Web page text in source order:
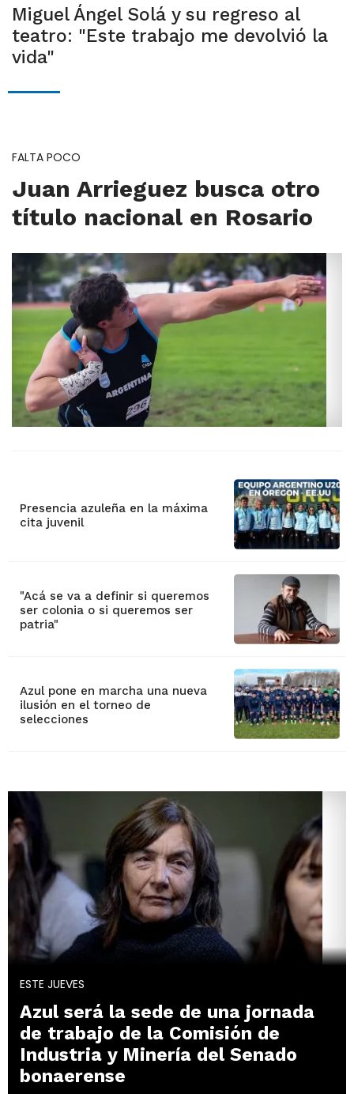
Miguel Ángel Solá y su regreso al
teatro: "Este trabajo me devolvió la
vida"
FALTA POCO
Juan Arrieguez busca otro
título nacional en Rosario
Presencia azuleña en la máxima
cita juvenil
"Acá se va a definir si queremos
ser colonia o si queremos ser
patria"
Azul pone en marcha una nueva
ilusión en el torneo de
selecciones
ESTE JUEVES
Azul será la sede de una jornada
de trabajo de la Comisión de
Industria y Minería del Senado
bonaerense